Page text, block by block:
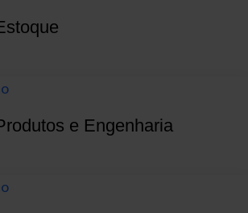
e Engenharia